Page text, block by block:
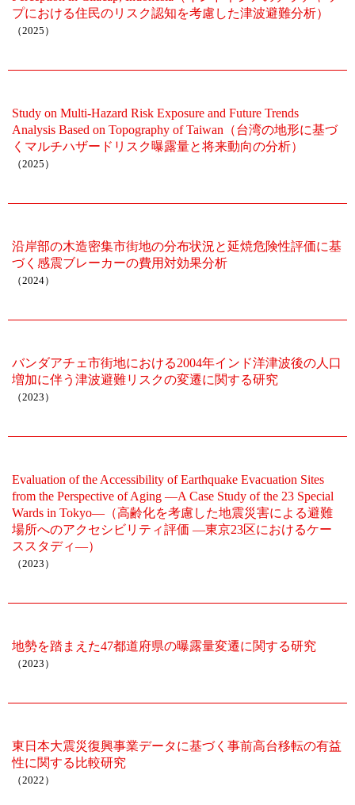
プにおける住民のリスク認知を考慮した津波避難分析）
（2025）
Study on Multi-Hazard Risk Exposure and Future Trends
Analysis Based on Topography of Taiwan（台湾の地形に基づ
くマルチハザードリスク曝露量と将来動向の分析）
（2025）
沿岸部の木造密集市街地の分布状況と延焼危険性評価に基
づく感震ブレーカーの費用対効果分析
（2024）
バンダアチェ市街地における2004年インド洋津波後の人口
増加に伴う津波避難リスクの変遷に関する研究
（2023）
Evaluation of the Accessibility of Earthquake Evacuation Sites
from the Perspective of Aging —A Case Study of the 23 Special
Wards in Tokyo—（高齢化を考慮した地震災害による避難
場所へのアクセシビリティ評価 —東京23区におけるケー
ススタディ—）
（2023）
地勢を踏まえた47都道府県の曝露量変遷に関する研究
（2023）
東日本大震災復興事業データに基づく事前高台移転の有益
性に関する比較研究
（2022）